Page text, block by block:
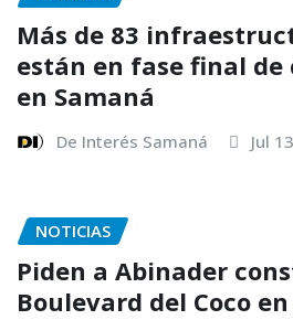
Más de 83
están en fase final de
en Samaná
De Interés Samaná Jul
NOTICIAS
Piden a Abinader
Boulevard del Coco